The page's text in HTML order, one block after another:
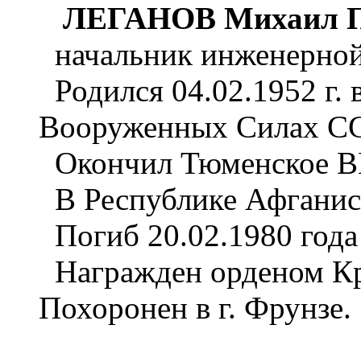
ЛЕГАНОВ Михаил
начальник
Родился 04.02.1952
Вооруженных Силах
Окончил Тюменское
В Республике
Погиб 20.02.1980
Награжден орденом
Похоронен в г. Фрунзе.